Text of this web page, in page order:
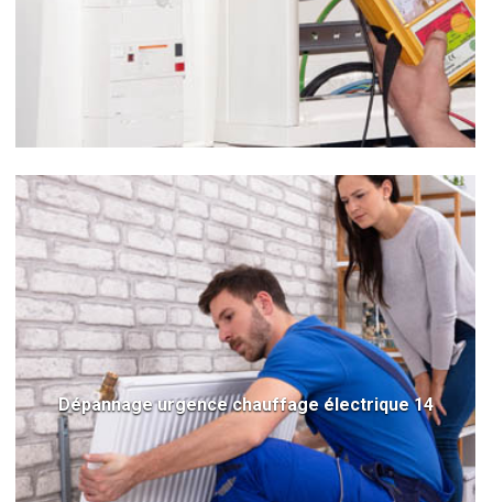
Dépannage urgence chauffage électrique 14